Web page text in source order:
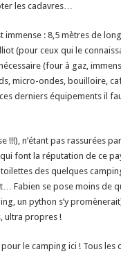
les cadavres…
immense : 8,5 mètres de
(pour ceux qui le
(four à gaz,
micro-ondes, bouilloire,
derniers équipements il
!!!), n’étant pas rassurées
font la réputation de ce
des quelques
Fabien se pose moins de
un python s’y
ultra propres !
le camping ici ! Tous les